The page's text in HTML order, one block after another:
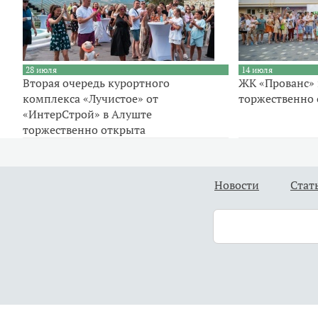
28 июля
Вторая очередь курортного
комплекса «Лучистое» от
«ИнтерСтрой» в Алуште
торжественно открыта
14 июля
ЖК «Прованс»
торжественно
Новости